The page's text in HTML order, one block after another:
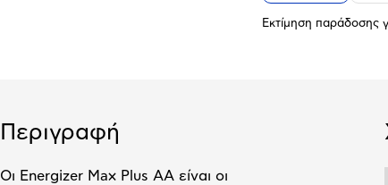
Εκτίμηση παράδοσης
Περιγραφή
Οι Energizer Max Plus AA είναι οι